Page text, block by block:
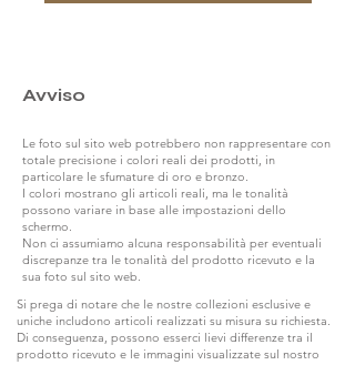
Avviso
Le foto sul sito web potrebbero non rappresentare con
totale precisione i colori reali dei prodotti, in
particolare le sfumature di oro e bronzo.
I colori mostrano gli articoli reali, ma le tonalità
possono variare in base alle impostazioni dello
schermo.
Non ci assumiamo alcuna responsabilità per eventuali
discrepanze tra le tonalità del prodotto ricevuto e la
sua foto sul sito web.
Si prega di notare che le nostre collezioni esclusive e
uniche includono articoli realizzati su misura su richiesta.
Di conseguenza, possono esserci lievi differenze tra il
prodotto ricevuto e le immagini visualizzate sul nostro